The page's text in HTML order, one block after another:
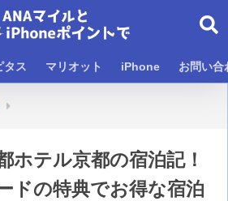
タス マリオット iPhone お問い合
ホテル京都の宿泊記！
ドの特典でお得な宿泊